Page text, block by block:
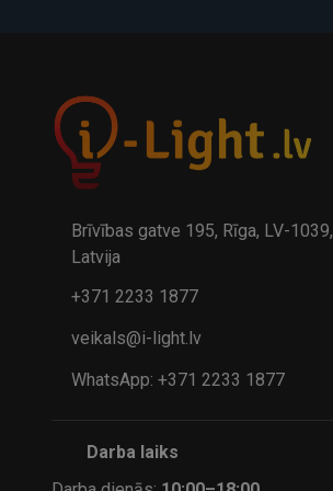
32.95€
Brīvības gatve 195, Rīga, LV-1039,
Latvija
+371 2233 1877
veikals@i-light.lv
WhatsApp: +371 2233 1877
Darba laiks